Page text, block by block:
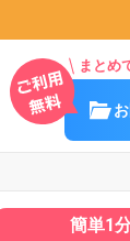
まとめ
簡単1